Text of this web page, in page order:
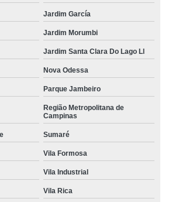
Jardim García
Jardim Morumbi
Jardim Santa Clara Do Lago Ll
Nova Odessa
Parque Jambeiro
Região Metropolitana de
Campinas
Sumaré
Vila Formosa
Vila Industrial
Vila Rica